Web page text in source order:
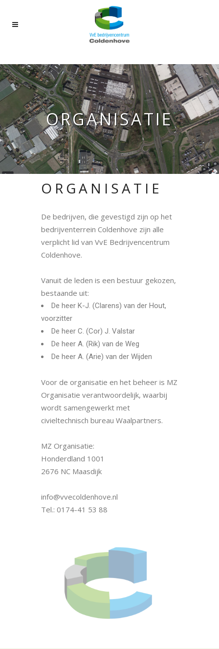
ORGANISATIE
ORGANISATIE
De bedrijven, die gevestigd zijn op het
bedrijventerrein Coldenhove zijn alle
verplicht lid van VvE Bedrijvencentrum
Coldenhove.
Vanuit de leden is een bestuur gekozen,
bestaande uit:
De heer K-J. (Clarens) van der Hout,
voorzitter
De heer C. (Cor) J. Valstar
De heer A. (Rik) van de Weg
De heer A. (Arie) van der Wijden
Voor de organisatie en het beheer is MZ
Organisatie verantwoordelijk, waarbij
wordt samengewerkt met
civieltechnisch bureau Waalpartners.
MZ Organisatie:
Honderdland 1001
2676 NC Maasdijk
info@vvecoldenhove.nl
Tel.: 0174-41 53 88